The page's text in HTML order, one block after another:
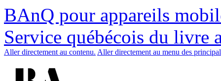
BAnQ pour appareils
Service québécois du livre
Aller directement au contenu. Aller directement au menu des